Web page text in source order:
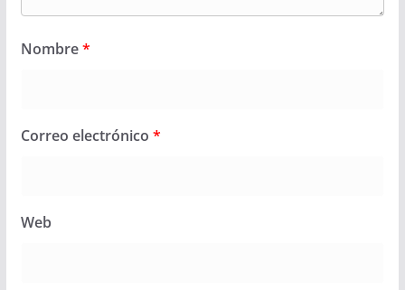
Nombre*
Correo electrónico *
Web